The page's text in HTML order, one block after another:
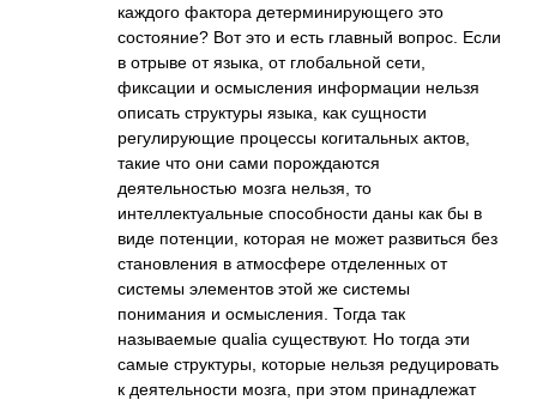
каждого фактора детерминирующего это
состояние? Вот это и есть главный вопрос. Если
в отрыве от языка, от глобальной сети,
фиксации и осмысления информации нельзя
описать структуры языка, как сущности
регулирующие процессы когитальных актов,
такие что они сами порождаются
деятельностью мозга нельзя, то
интеллектуальные способности даны как бы в
виде потенции, которая не может развиться без
становления в атмосфере отделенных от
системы элементов этой же системы
понимания и осмысления. Тогда так
называемые qualia существуют. Но тогда эти
самые структуры, которые нельзя редуцировать
к деятельности мозга, при этом принадлежат